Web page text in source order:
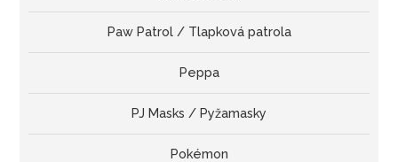
Paw Patrol / Tlapková patrola
Peppa
PJ Masks / Pyžamasky
Pokémon